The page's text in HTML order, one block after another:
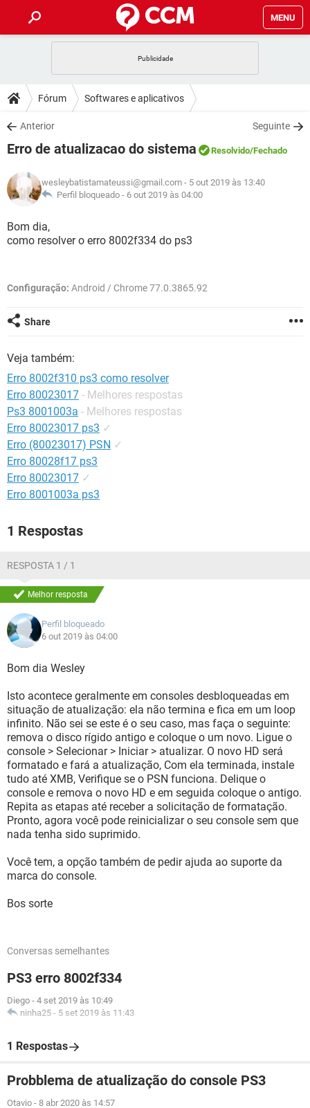
MENU
CELULAR FACEBOOK
OUTLOOK
INSTAGRAM GMAIL
GUIA DE COMPRAS
DICAS
JOGOS WHATSAPP
INSTAGRAM GMAIL
DOWNLOADS
JOGOS WHATSAPP
CELULAR
OUTLOOK EXCEL
INSTAGRAM
GUIA DE COMPRAS
JOGOS WHATSAPP
OUTLOOK
GLOSSÁRIO
JOGOS
CELULAR FACEBOOK
INSTAGRAM GMAIL
GUIA DE COMPRAS
Fórum Softwares e aplicativos
Anterior Seguinte
Erro de atualizacao do sistema Resolvido/Fechado
wesleybatistamateussi@gmail.com - 5 out 2019 às 13:40
Perfil bloqueado - 6 out 2019 às 04:00
Bom dia,
como resolver o erro 8002f334 do ps3
Configuração: Android / Chrome 77.0.3865.92
Share
Veja também:
Erro 8002f310 ps3 como resolver
Erro 80023017 - Melhores respostas
Ps3 8001003a - Melhores respostas
Erro 80023017 ps3 ✓
Erro (80023017) PSN ✓
Erro 80028f17 ps3
Erro 80023017 ✓
Erro 8001003a ps3
1 Respostas
RESPOSTA 1 / 1
Melhor resposta
Perfil bloqueado
6 out 2019 às 04:00
Bom dia Wesley
Isto acontece geralmente em consoles desbloqueadas em
situação de atualização: ela não termina e fica em um loop
infinito. Não sei se este é o seu caso, mas faça o seguinte:
remova o disco rígido antigo e coloque o um novo. Ligue o
console > Selecionar > Iniciar > atualizar. O novo HD será
formatado e fará a atualização, Com ela terminada, instale
tudo até XMB, Verifique se o PSN funciona. Delique o
console e remova o novo HD e em seguida coloque o antigo.
Repita as etapas até receber a solicitação de formatação.
Pronto, agora você pode reinicializar o seu console sem que
nada tenha sido suprimido.
Você tem, a opção também de pedir ajuda ao suporte da
marca do console.
Bos sorte
Conversas semelhantes
PS3 erro 8002f334
Diego - 4 set 2019 às 10:49
ninha25 - 5 set 2019 às 11:43
1 Respostas
Probblema de atualização do console PS3
Otavio - 8 abr 2020 às 14:57